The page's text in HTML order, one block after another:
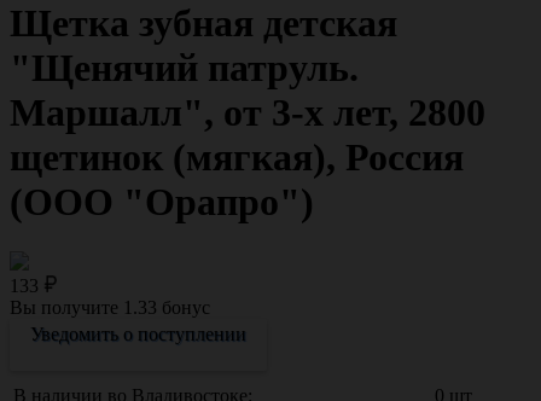
Щетка зубная детская
"Щенячий патруль.
Маршалл", от 3-х лет, 2800
щетинок (мягкая), Россия
(ООО "Орапро")
133
Вы получите 1.33 бонус
Уведомить о поступлении
В наличии во Владивостоке: 0 шт